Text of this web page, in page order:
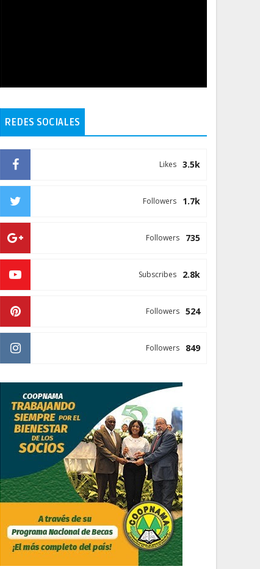
REDES SOCIALES
3.5k
Likes
1.7k
Followers
735
Followers
2.8k
Subscribes
524
Followers
849
Followers